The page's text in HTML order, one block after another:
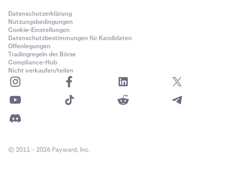
Datenschutzerklärung
Nutzungsbedingungen
Cookie-Einstellungen
Datenschutzbestimmungen für Kandidaten
Offenlegungen
Tradingregeln der Börse
Compliance-Hub
Nicht verkaufen/teilen
© 2011 – 2026 Payward, Inc.